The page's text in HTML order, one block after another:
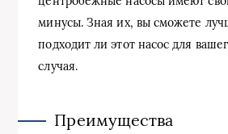
минусы. Зная их, вы сможете
подходит ли этот насос для
случая.
Преимущества